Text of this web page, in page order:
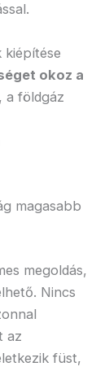
kiépítése
okoz a
a földgáz
magasabb
megoldás,
Nincs
az
füst,